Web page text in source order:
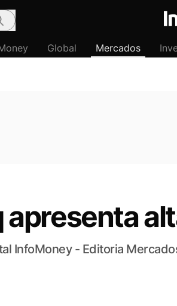
Global Mercados
apresenta
InfoMoney - Editoria